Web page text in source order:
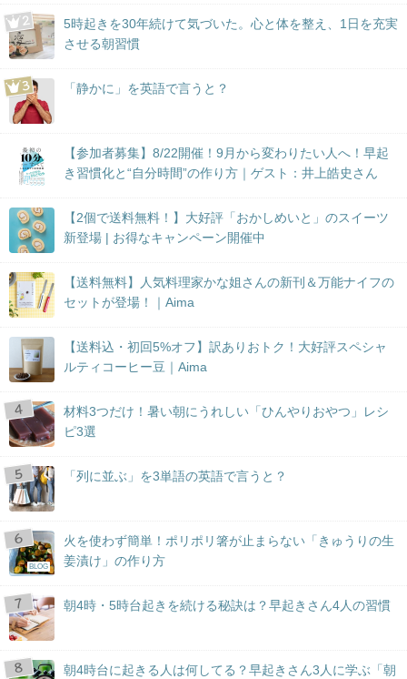
5時起きを30年続けて気づいた。心と体を整え、1日を充実
させる朝習慣
「静かに」を英語で言うと？
【参加者募集】8/22開催！9月から変わりたい人へ！早起
き習慣化と“自分時間”の作り方｜ゲスト：井上皓史さん
【2個で送料無料！】大好評「おかしめいと」のスイーツ
新登場 | お得なキャンペーン開催中
【送料無料】人気料理家かな姐さんの新刊＆万能ナイフの
セットが登場！｜Aima
【送料込・初回5%オフ】訳ありおトク！大好評スペシャ
ルティコーヒー豆｜Aima
材料3つだけ！暑い朝にうれしい「ひんやりおやつ」レシ
ピ3選
「列に並ぶ」を3単語の英語で言うと？
BLOG
火を使わず簡単！ポリポリ箸が止まらない「きゅうりの生
姜漬け」の作り方
朝4時・5時台起きを続ける秘訣は？早起きさん4人の習慣
朝4時台に起きる人は何してる？早起きさん3人に学ぶ「朝